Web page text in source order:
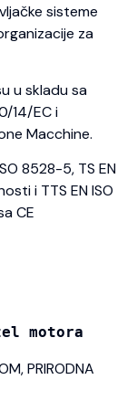
sisteme
za
u skladu sa
14/EC i
Macchine.
8528-5, TS EN
i TTS EN ISO
CE
motora
PRIRODNA